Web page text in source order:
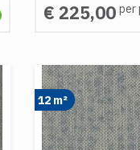
€ 225,00 per
12 m²